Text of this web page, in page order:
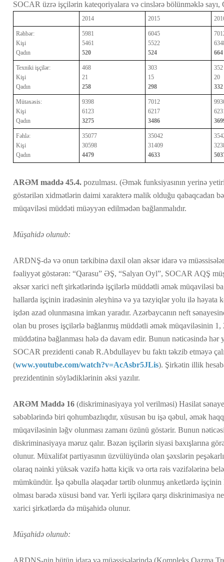
SOCAR üzrə işçilərin kateqoriyalara və cinslərə bölünməklə sayı,
2014 2015
Rəhbər:
Kişi
Qadın
5981
5461
520
6045
5522
524
664
Texniki işçilər:
Kişi
Qadın
468
21
258
303
15
298
352
20
332
Mütəxəsis:
Kişi
Qadın
9398
6123
3275
7012
6217
3486
Fəhlə:
Kişi
Qadın
35077
30598
4479
35042
31409
4633
ARƏM maddə 45.4. pozulması. (Əmək funksiyasının yerinə
göstərilən xidmətlərin daimi xarakterə malik olduğu qabaqcadan
müqaviləsi müddəti müəyyən edilmədən bağlanmalıdır.
Müşahidə olunub:
ARDNŞ-də və onun tərkibinə daxil olan əksər idarə və
fəaliyyət göstərən: “Qarasu” ƏŞ, “Salyan Oyl”, SOCAR AQŞ
əksər xarici neft şirkətlərində işçilərlə müddətli əmək müqaviləsi
hallarda işçinin iradəsinin əleyhinə və ya təzyiqlər yolu ilə həyata
işdən azad olunmasına imkan yaradır. Azərbaycanın neft
olan bu proses işçilərlə bağlanmış müddətli əmək müqaviləsinin
müddətinə bağlanması hələ də davam edir. Bunun nəticəsində
SOCAR prezidenti cənab R.Abdullayev bu faktı təkzib etməyə
(www.youtube.com/watch?v=AcAsbr5JLis). Şirkətin illik
prezidentinin söylədiklərinin əksi yazılır.
ARƏM Maddə 16 (diskriminasiyaya yol verilməsi) Hasilat
səbəblərində biri qohumbazlıqdır, xüsusən bu işə qəbul, əmək
müqaviləsinin ləğv olunması zamanı özünü göstərir. Bunun
diskriminasiyaya məruz qalır. Bəzən işçilərin siyasi baxışlarına
olunur. Müxalifət partiyasının üzvülüyündə olan şəxslərin
olaraq nəinki yüksək vəzifə hətta kiçik və orta rəis vəzifələrinə
mümkündür. İşə qəbulla əlaqədar tərtib olunmuş anketlərdə işçinin
olması barədə xüsusi bənd var. Yerli işçilərə qarşı diskrinimasiya
xarici şirkətlərdə də müşahidə olunur.
Müşahidə olunub:
ARDNŞ-nin bütün idarə və müəssisələrində (Kompleks Qazma